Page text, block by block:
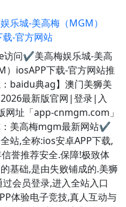
访问✔美高梅娱乐城-美高
）iosAPP下载-官方网站推
baidu典ag】澳门美狮美
最新版官网|登录|入
网址「app-cnmgm.com」
：美高梅mgm最新网站✔
站,全称:ios安卓APP下载,
誉推荐安全.保障!极致体
基础,是由失败铺成的.美狮
过会员登录,进入全站入口
体验电子竞技,真人互动与